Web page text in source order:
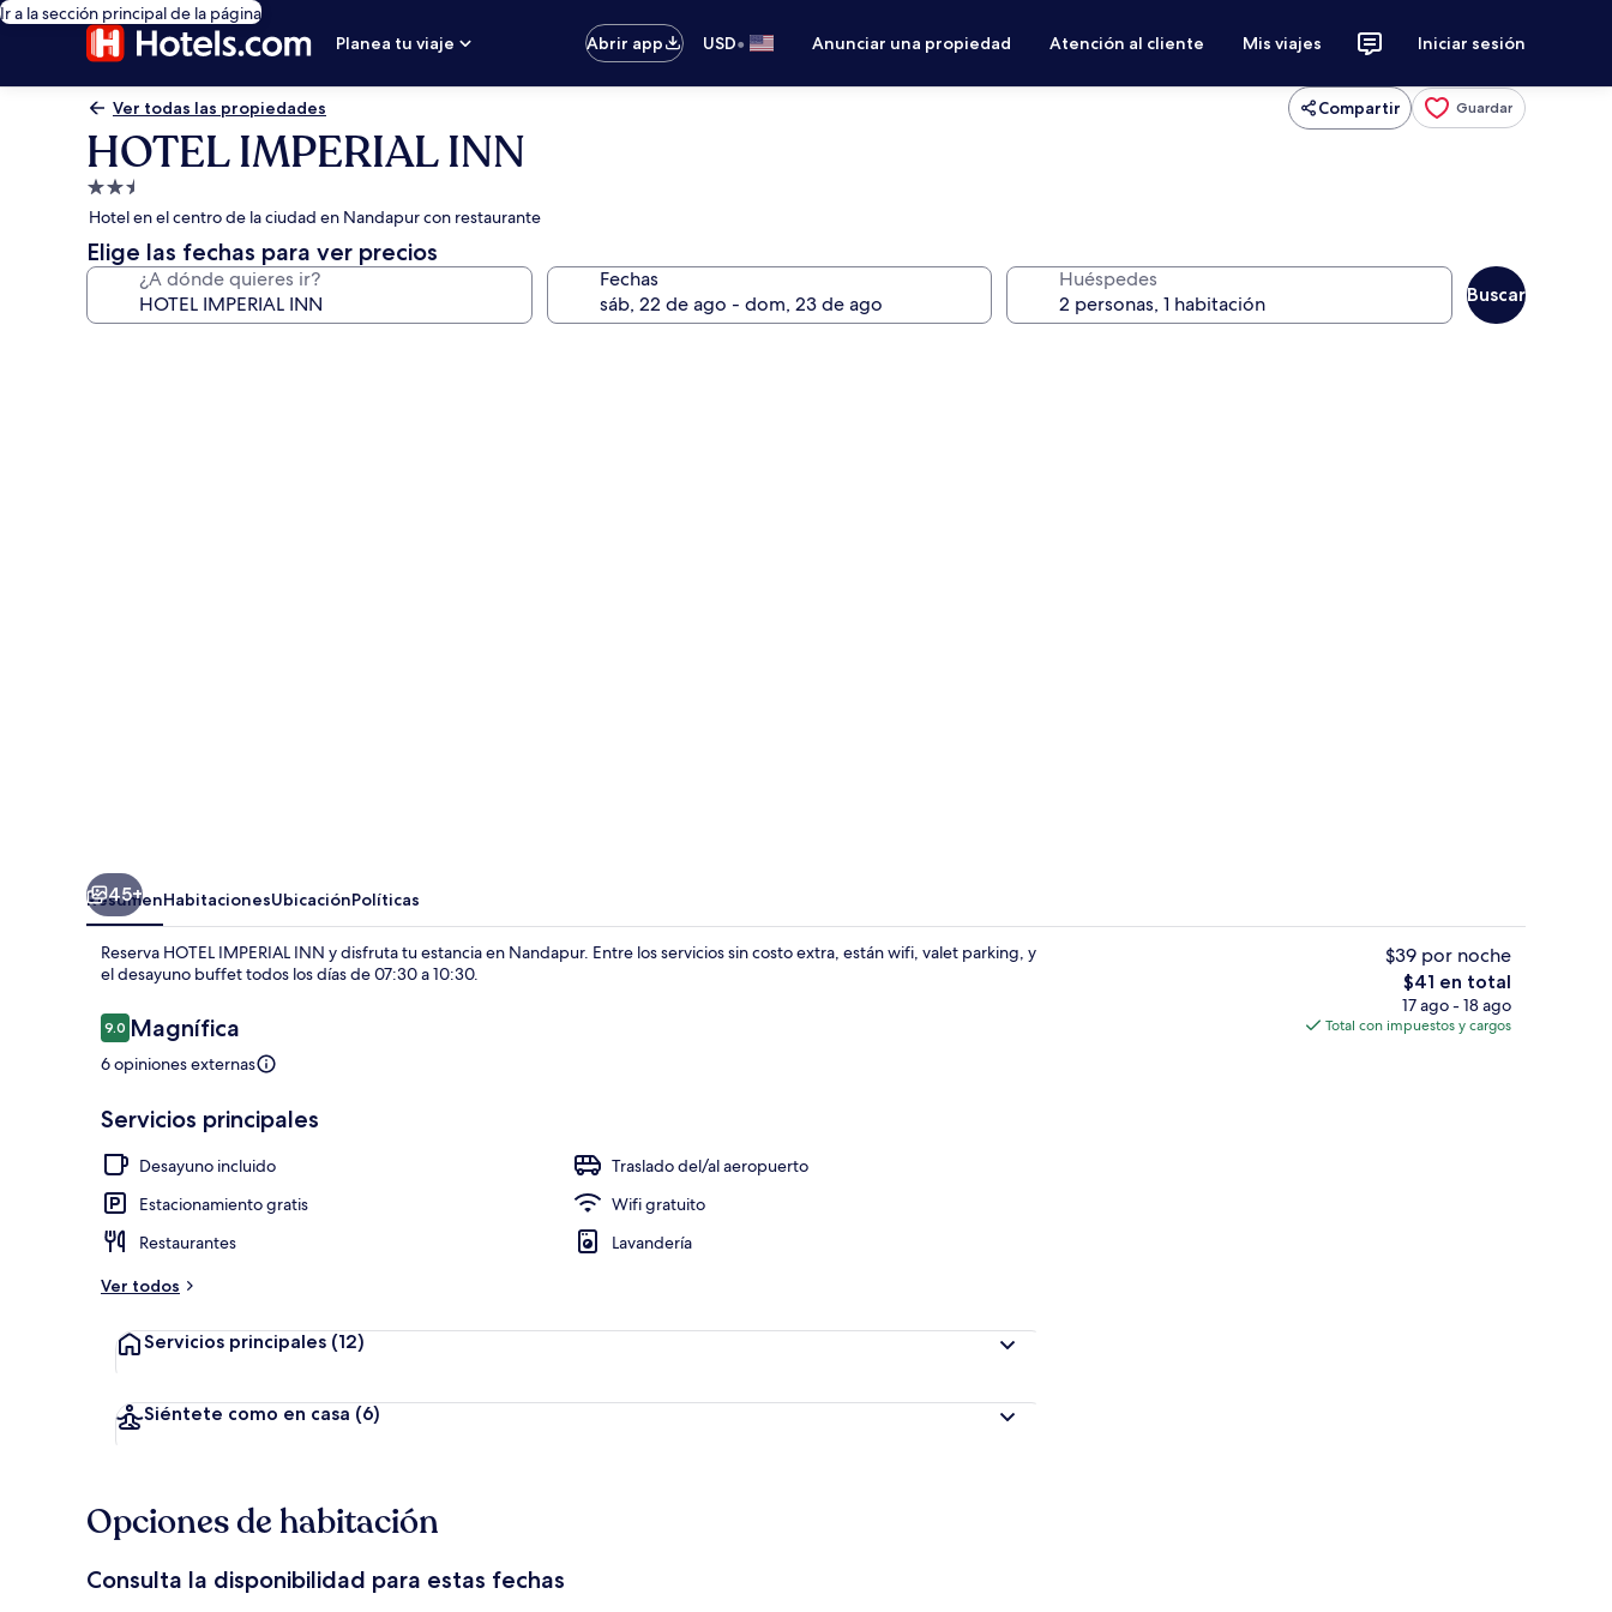
Ir a la sección principal de la página
Planea tu viaje
Abrir app USD• Anunciar una propiedad Atención al cliente Mis viajes Iniciar sesión
Ver todas las propiedades Compartir Guardar
HOTEL IMPERIAL INN
Propiedad
de
2.5
estrellas
Hotel en el centro de la ciudad en Nandapur con restaurante
Elige las fechas para ver precios
¿A dónde quieres ir? Fechas Huéspedes
Buscar
Recepción
45+
ResumenHabitacionesUbicaciónPolíticas
Reserva HOTEL IMPERIAL INN y disfruta tu estancia en Nandapur. Entre los servicios sin costo extra, están wifi, valet parking, y
el desayuno buffet todos los días de 07:30 a 10:30.
Opiniones
9.09.0 de 10,
Magnífica
6 opiniones externas
Servicios principales
Desayuno incluido
Traslado del/al aeropuerto
Estacionamiento gratis
Wifi gratuito
Restaurantes
Lavandería
Ver todos
Servicios principales (12)
Siéntete como en casa (6)
$39 por noche
El
precio
total
$41 en total
17 ago - 18 ago
Total con impuestos y cargos
Opciones de habitación
Consulta la disponibilidad para estas fechas